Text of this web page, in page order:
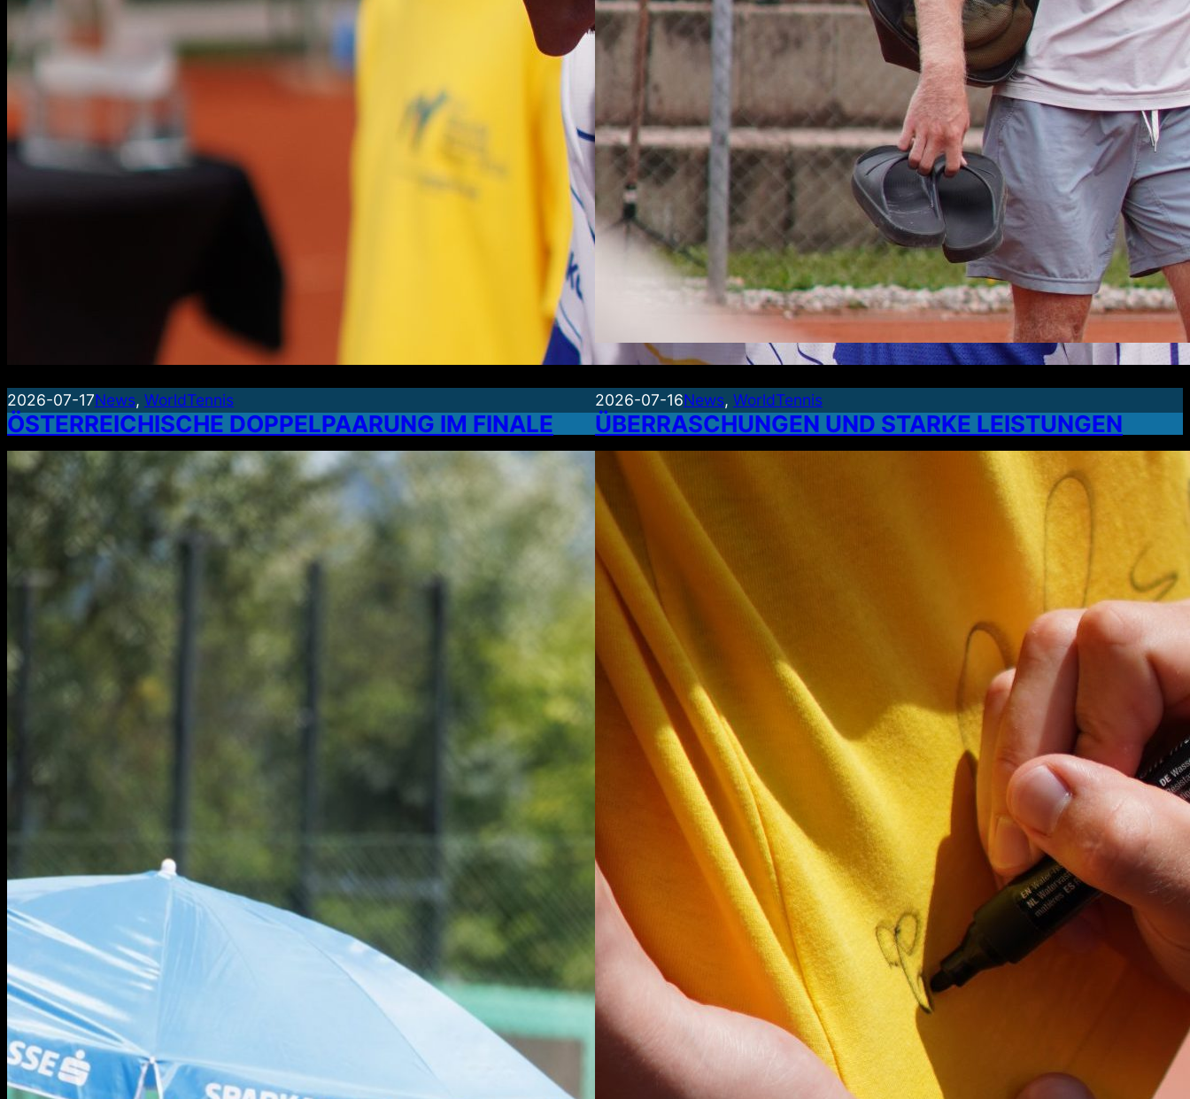
2026-07-17News, WorldTennis
ÖSTERREICHISCHE DOPPELPAARUNG IM FINALE
2026-07-16News, WorldTennis
ÜBERRASCHUNGEN UND STARKE LEISTUNGEN